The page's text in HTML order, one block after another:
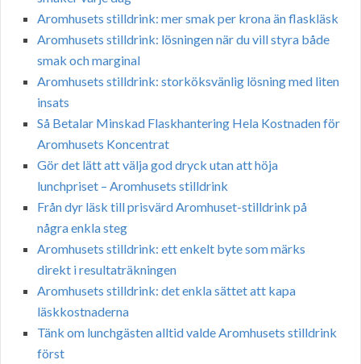
Aromhusets stilldrink: mer smak per krona än flaskläsk
Aromhusets stilldrink: lösningen när du vill styra både
smak och marginal
Aromhusets stilldrink: storköksvänlig lösning med liten
insats
Så Betalar Minskad Flaskhantering Hela Kostnaden för
Aromhusets Koncentrat
Gör det lätt att välja god dryck utan att höja
lunchpriset – Aromhusets stilldrink
Från dyr läsk till prisvärd Aromhuset-stilldrink på
några enkla steg
Aromhusets stilldrink: ett enkelt byte som märks
direkt i resultaträkningen
Aromhusets stilldrink: det enkla sättet att kapa
läskkostnaderna
Tänk om lunchgästen alltid valde Aromhusets stilldrink
först